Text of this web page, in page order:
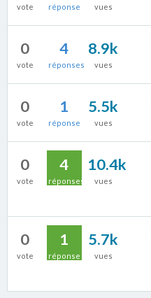
vote réponse vues
0
vote
4
réponses
8.9k
vues
0
vote
1
réponse
5.5k
vues
0
vote
4
réponses
10.4k
vues
0
vote
1
réponse
5.7k
vues